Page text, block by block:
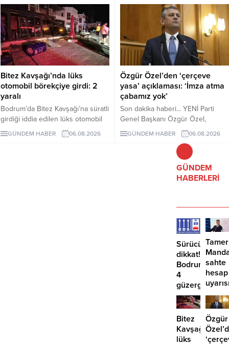
olduğunu açıkladı.
Bitez Kavşağı’nda lüks
otomobil börekçiye girdi: 2
yaralı
Bodrum’da Bitez Kavşağı’na süratli
girdiği iddia edilen lüks otomobil
börekçiye girdi. Kazada sürücü ve
GÜNDEM HABER 06.08.2026
Özgür Özel’den ‘çerçeve
yasa’ açıklaması: ‘İmza atma
çabamız yok’
Son dakika haberi... YENİ Parti
Genel Başkanı Özgür Özel,
çerçeve yasanın özensiz
hazırlandığını vurgulayarak "İmza
atma çabamız yok" dedi.
GÜNDEM HABER 06.08.2026
GÜNDEM
HABERLERİ
Sürücüler
dikkat!
Bodrum’da
4
güzergahta
EDS
başlıyor
Tamer
sahte
hesap
Bitez
Kavşağı’nda
lüks
Özgür